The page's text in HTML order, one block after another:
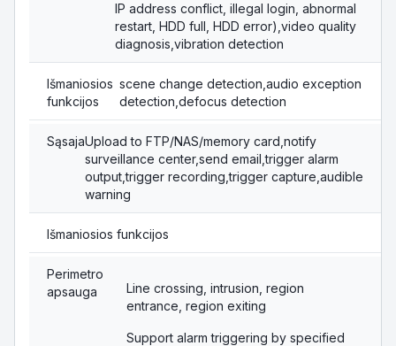
IP address conflict, illegal login, abnormal
restart, HDD full, HDD error),video quality
diagnosis,vibration detection
Išmaniosios
funkcijos
scene change detection,audio exception
detection,defocus detection
SąsajaUpload to FTP/NAS/memory card,notify
surveillance center,send email,trigger alarm
output,trigger recording,trigger capture,audible
warning
Išmaniosios funkcijos
Perimetro
apsauga
Line crossing, intrusion, region
entrance, region exiting
Support alarm triggering by specified